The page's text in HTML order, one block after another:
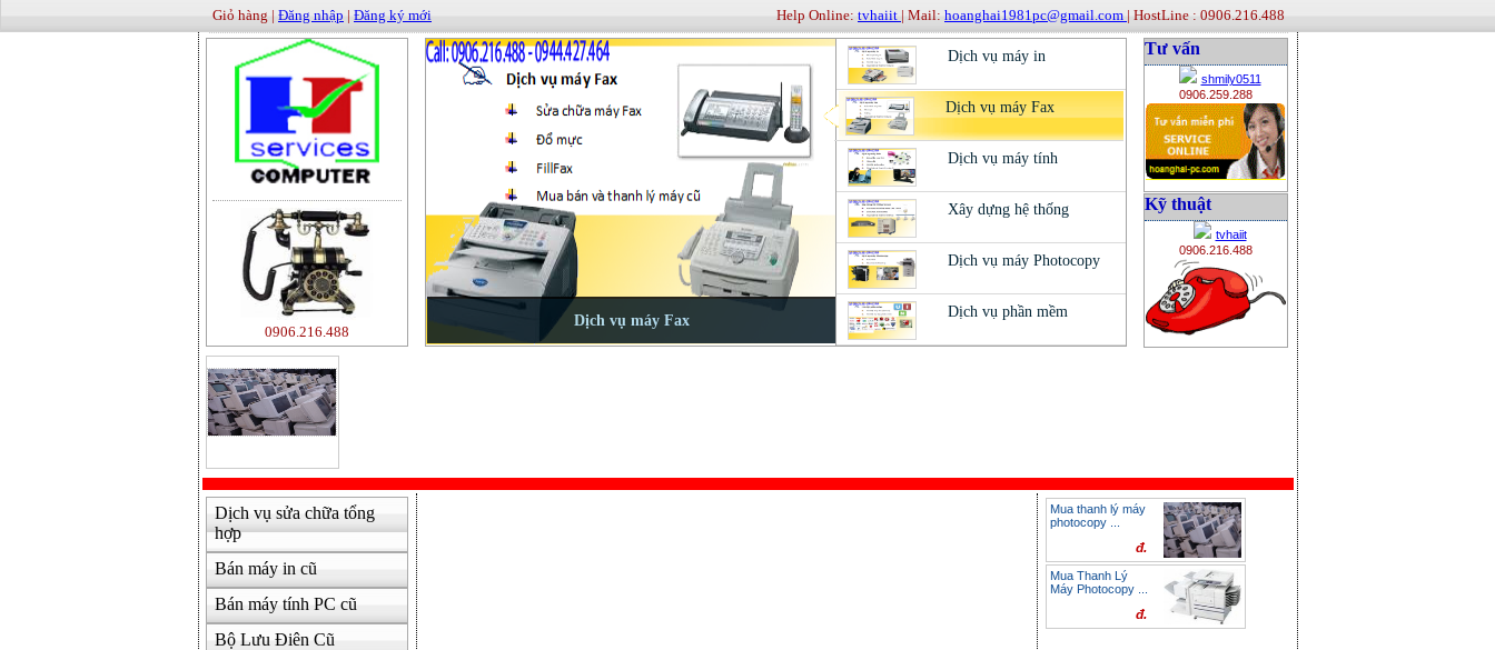
Giỏ hàng | Đăng nhập | Đăng ký mới Help Online: tvhaiit | Mail: hoanghai1981pc@gmail.com | HostLine : 0906.216.488
0906.216.488
Tư vấn
shmily0511
0906.259.288
Kỹ thuật
tvhaiit
0906.216.488
Dịch vụ sửa chữa tổng
hợp
Bán máy in cũ
Bán máy tính PC cũ
Bộ Lưu Điên Cũ
Mua thanh lý máy
photocopy ...
đ.
Mua Thanh Lý
Máy Photocopy ...
đ.